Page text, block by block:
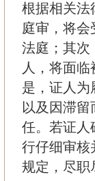
根据相关法
庭审，将
法庭；其次
人，将面
是，证人为
以及因滞
任。若证人
行仔细审核
规定，尽职